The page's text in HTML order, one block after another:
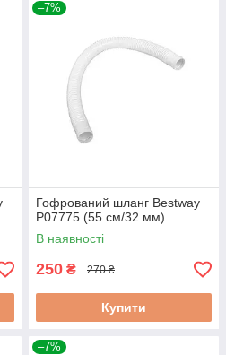
–7%
Гофрований шланг Bestway
P07775 (55 см/32 мм)
В наявності
250 ₴ 270 ₴
Купити
–7%